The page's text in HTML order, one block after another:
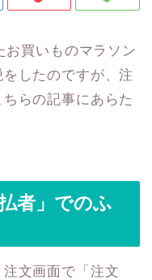
お買いものマラソン
したのですが、注
らの記事にあらた
者」でのふ
文画面で「注文